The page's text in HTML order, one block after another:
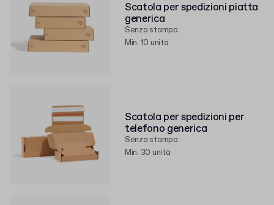
Scatola per spedizioni piatta
generica
Senza stampa
Min. 10 unità
Scatola per spedizioni per
telefono generica
Senza stampa
Min. 30 unità